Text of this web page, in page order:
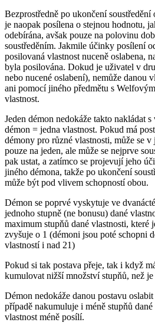
Bezprostředně po ukončení soustředění
je naopak posílena o stejnou hodnotu,
odebírána, avšak pouze na polovinu
soustředěním. Jakmile účinky posílení
posilovaná vlastnost nuceně oslabena,
byla posilována. Dokud je uživatel v
nebo nucené oslabení), nemůže danou
ani pomocí jiného předmětu s
vlastnost.
Jeden démon nedokáže takto nakládat
démon = jedna vlastnost. Pokud má
démony pro různé vlastnosti, může se
pouze na jeden, ale může se nejprve
pak ustat, a zatímco se projevují jeho
jiného démona, takže po ukončení
může být pod vlivem schopností obou.
Démon se poprvé vyskytuje ve
jednoho stupně (ne bonusu) dané
maximum stupňů dané vlastnosti, které
zvyšuje o 1 (démoni jsou poté schopni
vlastností i nad 21)
Pokud si tak postava přeje, tak i když
kumulovat nižší množství stupňů, než
Démon nedokáže danou postavu
případě nakumuluje i méně stupňů
vlastnost méně posílí.